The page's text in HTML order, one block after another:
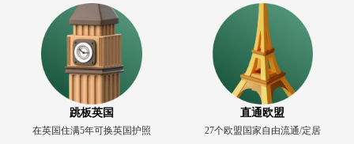
跳板英国
在英国住满5年可换英国护照
直通欧盟
27个欧盟国家自由流通/定居